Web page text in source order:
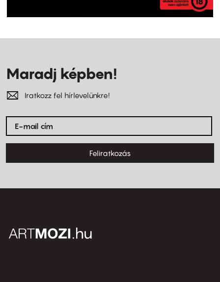
Maradj képben!
Iratkozz fel hírlevelünkre!
Feliratkozás